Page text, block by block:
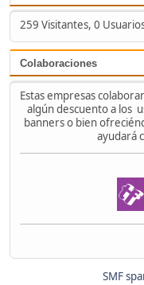
259 Visitantes, 0
Colaboraciones
Estas empresas
algún descuento a los
banners o bien
ayudará
SMF